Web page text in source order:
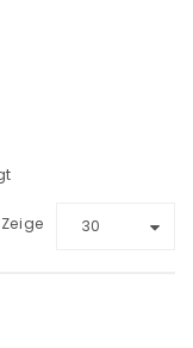
Zeige 30